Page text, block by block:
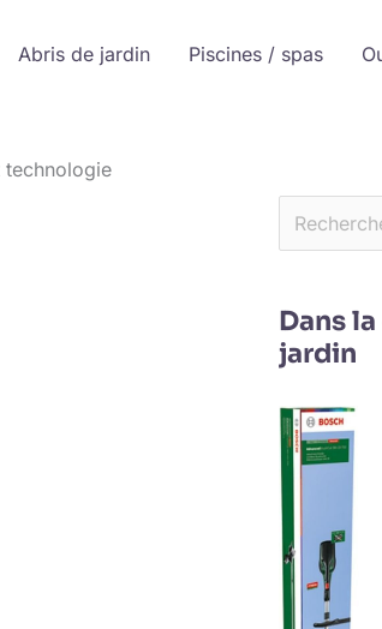
Abris de jardin Piscines / spas
technologie
Dans
jardin